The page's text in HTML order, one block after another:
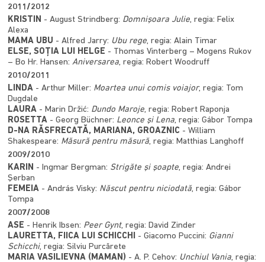
2011/2012
KRISTIN - August Strindberg: Domnişoara Julie, regia: Felix
Alexa
MAMA UBU - Alfred Jarry: Ubu rege, regia: Alain Timar
ELSE, SOŢIA LUI HELGE - Thomas Vinterberg – Mogens Rukov
– Bo Hr. Hansen:Aniversarea, regia: Robert Woodruff
2010/2011
LINDA - Arthur Miller: Moartea unui comis voiajor, regia: Tom
Dugdale
LAURA - Marin Držić: Dundo Maroje, regia: Robert Raponja
ROSETTA - Georg Büchner: Leonce şi Lena, regia: Gábor Tompa
D-NA RĂSFRECATĂ, MARIANA, GROAZNIC - William
Shakespeare: Măsură pentru măsură, regia: Matthias Langhoff
2009/2010
KARIN - Ingmar Bergman: Strigăte şi şoapte, regia: Andrei
Şerban
FEMEIA - András Visky: Născut pentru niciodată, regia: Gábor
Tompa
2007/2008
ASE - Henrik Ibsen: Peer Gynt, regia: David Zinder
LAURETTA, FIICA LUI SCHICCHI - Giacomo Puccini: Gianni
Schicchi, regia: Silviu Purcărete
MARIA VASILIEVNA (MAMAN) - A. P. Cehov: Unchiul Vania, regia: